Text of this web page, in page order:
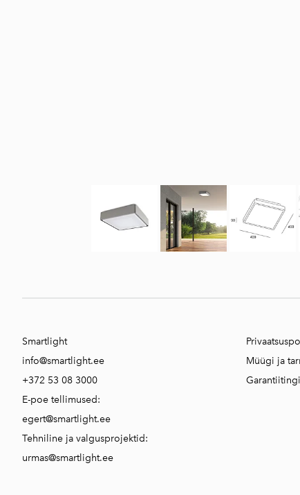
Smartlight
info@smartlight.ee
+372 53 08 3000
E-poe tellimused:
egert@smartlight.ee
Tehniline ja valgusprojektid:
urmas@smartlight.ee
Müügi ja